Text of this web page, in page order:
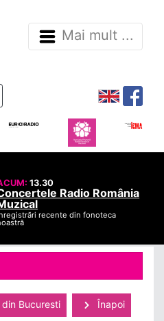
Mai mult ...
13.30
Radio România
recente din fonoteca
Bucuresti Înapoi